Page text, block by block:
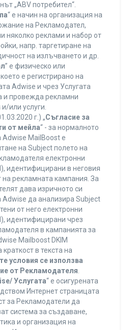
„ABV потребител“.
“ е начин на организация на
на Рекламодател,
няколко реклами и набор от
напр. таргетиране на
на излъчването и др.
” е физическо или
е регистрирано на
Adwise и чрез Услугата
и провежда рекламни
или услуги.
г.) „Съгласие за
от мейла“ - за нормалното
MailBoost е
на Subject полето на
електронни
идентифицирани в неговия
на рекламната кампания. За
дава изричното си
Adwise да анализира Subject
от него електронни
идентифицирани чрез
в кампанията за
Mailboost DKIM
в текста на
условия се използва
от Рекламодателя.
Услугата“ е осигурената
Интернет страницата
за Рекламодатели да
система за създаване,
и организация на